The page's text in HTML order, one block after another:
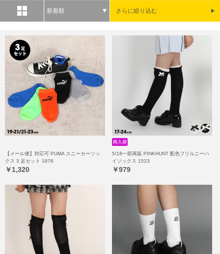
新着順 さらに絞り込む
【メール便】対応可 PUMA スニーカーソッ
クス 3 足セット 1876
￥1,320
5/18一部再販 PINKHUNT 配色フリルニーハ
イソックス 1523
￥979